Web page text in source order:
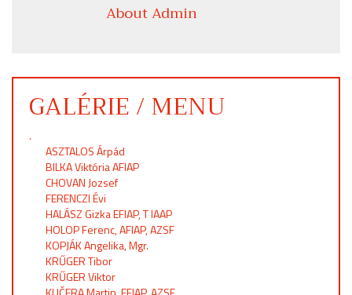
About Admin
GALÉRIE / MENU
.
ASZTALOS Árpád
BILKA Viktória AFIAP
CHOVAN Jozsef
FERENCZI Évi
HALÁSZ Gizka EFIAP, T IAAP
HOLOP Ferenc, AFIAP, AZSF
KOPJÁK Angelika, Mgr.
KRŰGER Tibor
KRŰGER Viktor